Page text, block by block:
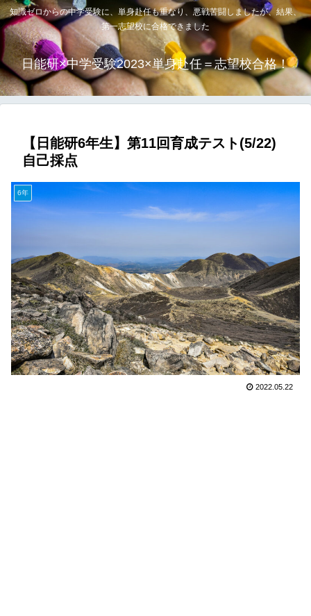
知識ゼロからの中学受験に、単身赴任も重なり、悪戦苦闘しましたが、結果、
第一志望校に合格できました
日能研×中学受験2023×単身赴任＝志望校合格！
【日能研6年生】第11回育成テスト(5/22)
自己採点
6年
2022.05.22